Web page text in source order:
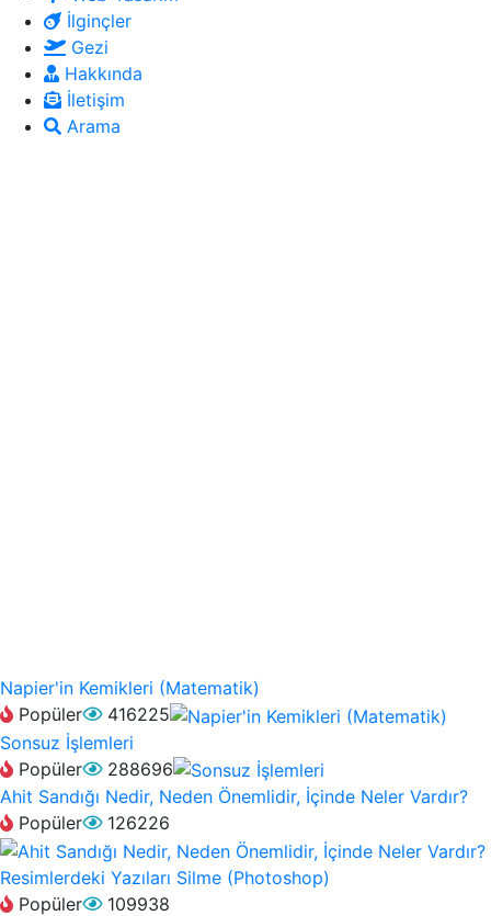
İlginçler
Gezi
Hakkında
İletişim
Arama
Napier'in Kemikleri (Matematik)
Popüler
416225
Sonsuz İşlemleri
Popüler
288696
Ahit Sandığı Nedir, Neden Önemlidir, İçinde Neler Vardır?
Popüler
126226
Resimlerdeki Yazıları Silme (Photoshop)
Popüler
109938